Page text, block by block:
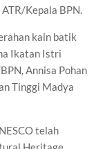
Kepala BPN.
kain batik
Ikatan Istri
Annisa Pohan
Tinggi Madya
telah